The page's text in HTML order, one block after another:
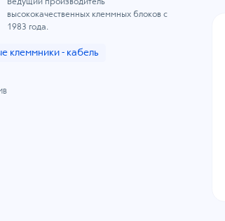
Ведущий производитель
высококачественных клеммных блоков с
1983 года.
клеммники - кабель